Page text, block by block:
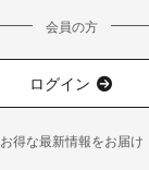
会員の方
ログイン
お得な最新情報をお届け